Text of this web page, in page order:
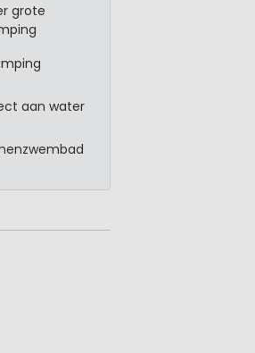
grote
aan water